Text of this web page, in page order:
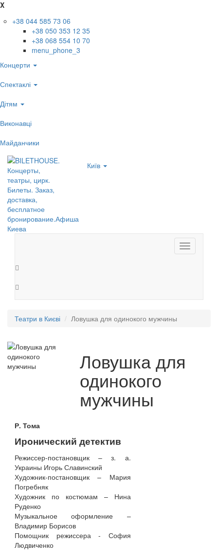
X
+38 044 585 73 06
+38 050 353 12 35
+38 068 554 10 70
menu_phone_3
Концерти
Спектаклі
Дітям
Виконавці
Майданчики
Київ
Toggle
navigation
Театри в Києві Ловушка для одинокого мужчины
Ловушка для
одинокого
мужчины
Р. Тома
Иронический детектив
Режиссер-постановщик – з. а.
Украины Игорь Славинский
Художник-постановщик – Мария
Погребняк
Художник по костюмам – Нина
Руденко
Музыкальное оформление –
Владимир Борисов
Помощник режиссера - София
Людвиченко